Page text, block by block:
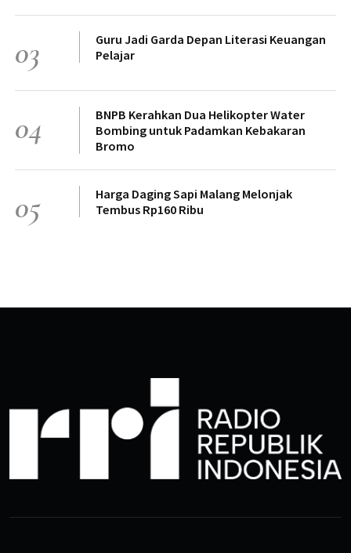
03
Guru Jadi Garda Depan Literasi Keuangan
Pelajar
04
BNPB Kerahkan Dua Helikopter Water
Bombing untuk Padamkan Kebakaran
Bromo
05
Harga Daging Sapi Malang Melonjak
Tembus Rp160 Ribu